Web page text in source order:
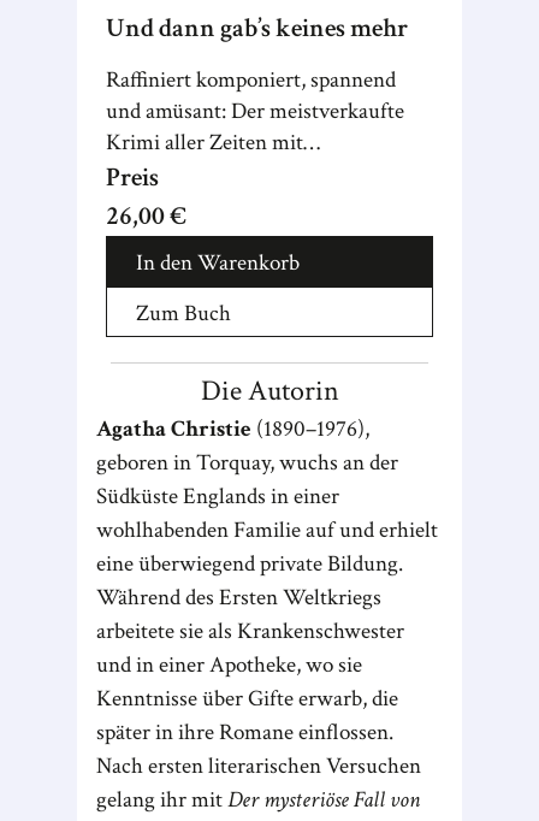
Und dann gab’s keines mehr
Raffiniert komponiert, spannend
und amüsant: Der meistverkaufte
Krimi aller Zeiten mit
stimmungsvollen Aquarellen von
Annika Siems.
Preis
26,00 €
In den Warenkorb
Zum Buch
Die Autorin
Agatha Christie (1890–1976),
geboren in Torquay, wuchs an der
Südküste Englands in einer
wohlhabenden Familie auf und erhielt
eine überwiegend private Bildung.
Während des Ersten Weltkriegs
arbeitete sie als Krankenschwester
und in einer Apotheke, wo sie
Kenntnisse über Gifte erwarb, die
später in ihre Romane einflossen.
Nach ersten literarischen Versuchen
gelang ihr mitDer mysteriöse Fall von